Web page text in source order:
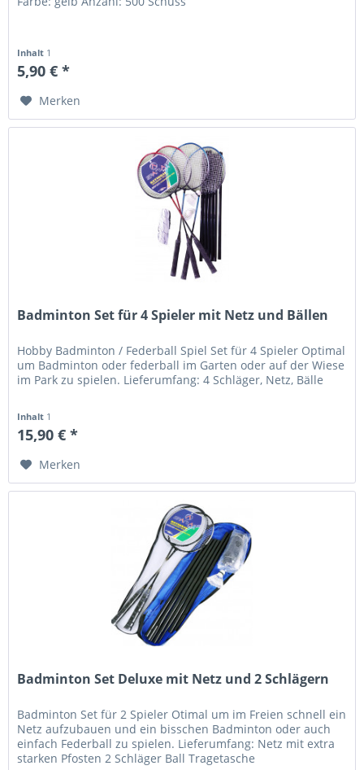
Inhalt 1
5,90 € *
Merken
Badminton Set für 4 Spieler mit Netz und Bällen
Hobby Badminton / Federball Spiel Set für 4 Spieler Optimal
um Badminton oder federball im Garten oder auf der Wiese
im Park zu spielen. Lieferumfang: 4 Schläger, Netz, Bälle
Inhalt 1
15,90 € *
Merken
Badminton Set Deluxe mit Netz und 2 Schlägern
Badminton Set für 2 Spieler Otimal um im Freien schnell ein
Netz aufzubauen und ein bisschen Badminton oder auch
einfach Federball zu spielen. Lieferumfang: Netz mit extra
starken Pfosten 2 Schläger Ball Tragetasche